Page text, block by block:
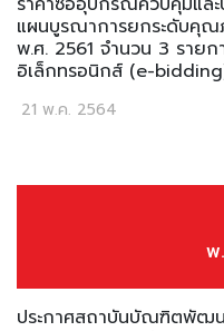
แผนบูรณาการยกระดับคุณ
พ.ศ. 2561 จำนวน 3 รายก
อิเล็กทรอนิกส์ (e-
21 พ.ค. 2564
พ
ประกาศสถาบันบัณฑิตพัฒ